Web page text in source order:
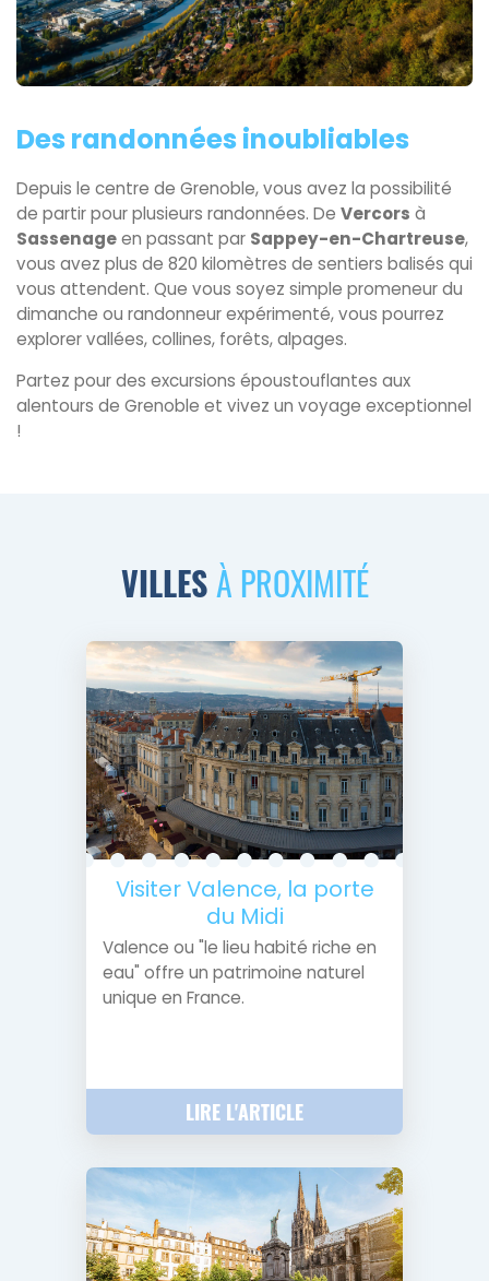
Des randonnées inoubliables
Depuis le centre de Grenoble, vous avez la possibilité
de partir pour plusieurs randonnées. De Vercors à
Sassenageen passant par Sappey-en-Chartreuse,
vous avez plus de 820 kilomètres de sentiers balisés qui
vous attendent. Que vous soyez simple promeneur du
dimanche ou randonneur expérimenté, vous pourrez
explorer vallées, collines, forêts, alpages.
Partez pour des excursions époustouflantes aux
alentours de Grenoble et vivez un voyage exceptionnel
!
VILLESÀ PROXIMITÉ
Visiter Valence, la porte
du Midi
Valence ou "le lieu habité riche en
eau" offre un patrimoine naturel
unique en France.
LIRE L'ARTICLE